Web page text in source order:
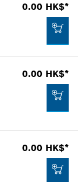
0.00 HK$*
0.00 HK$*
0.00 HK$*